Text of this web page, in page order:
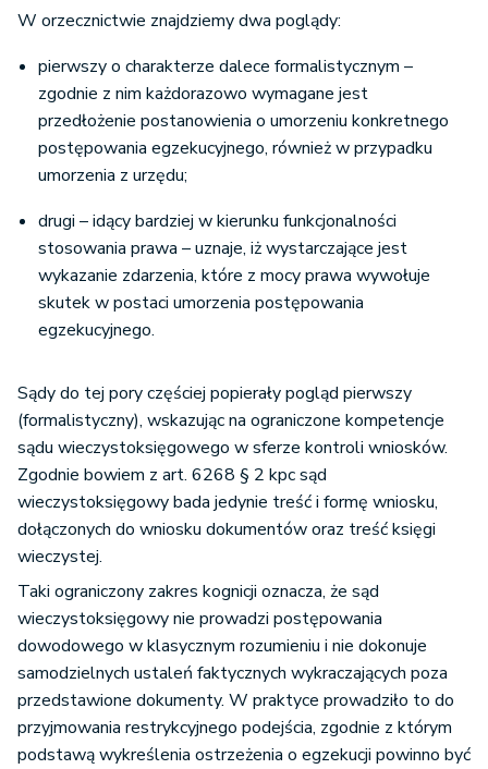
W orzecznictwie znajdziemy dwa poglądy:
pierwszy o charakterze dalece formalistycznym –
zgodnie z nim każdorazowo wymagane jest
przedłożenie postanowienia o umorzeniu konkretnego
postępowania egzekucyjnego, również w przypadku
umorzenia z urzędu;
drugi – idący bardziej w kierunku funkcjonalności
stosowania prawa – uznaje, iż wystarczające jest
wykazanie zdarzenia, które z mocy prawa wywołuje
skutek w postaci umorzenia postępowania
egzekucyjnego.
Sądy do tej pory częściej popierały pogląd pierwszy
(formalistyczny), wskazując na ograniczone kompetencje
sądu wieczystoksięgowego w sferze kontroli wniosków.
Zgodnie bowiem z art. 6268 § 2 kpc sąd
wieczystoksięgowy bada jedynie treść i formę wniosku,
dołączonych do wniosku dokumentów oraz treść księgi
wieczystej.
Taki ograniczony zakres kognicji oznacza, że sąd
wieczystoksięgowy nie prowadzi postępowania
dowodowego w klasycznym rozumieniu i nie dokonuje
samodzielnych ustaleń faktycznych wykraczających poza
przedstawione dokumenty. W praktyce prowadziło to do
przyjmowania restrykcyjnego podejścia, zgodnie z którym
podstawą wykreślenia ostrzeżenia o egzekucji powinno być